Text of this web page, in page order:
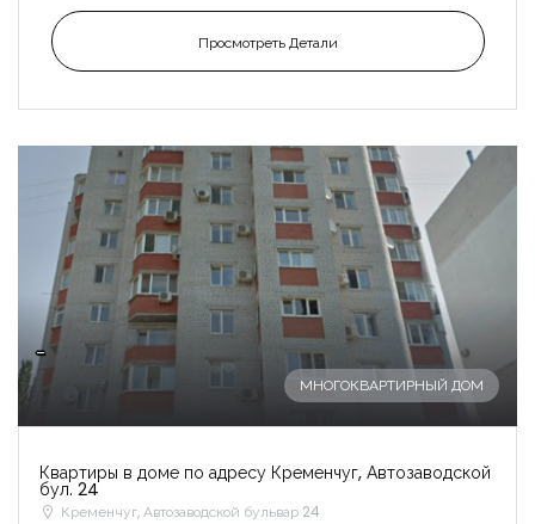
Просмотреть Детали
-
МНОГОКВАРТИРНЫЙ ДОМ
Квартиры в доме по адресу Кременчуг, Автозаводской
бул. 24
Кременчуг, Автозаводской бульвар 24